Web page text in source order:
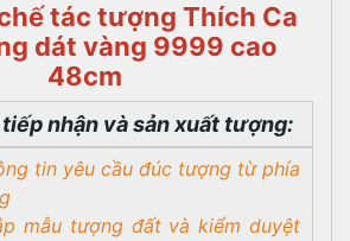
tác tượng Thích Ca
dát vàng 9999 cao
48cm
nhận và sản xuất tượng:
tin yêu cầu đúc tượng từ phía
mẫu tượng đất và kiểm duyệt